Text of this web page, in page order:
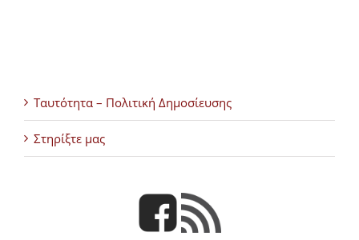
Ταυτότητα – Πολιτική Δημοσίευσης
Στηρίξτε μας